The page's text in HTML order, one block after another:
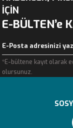
İÇİN
E-BÜLTEN’e
*E-bültene kayıt olarak
olursunuz.